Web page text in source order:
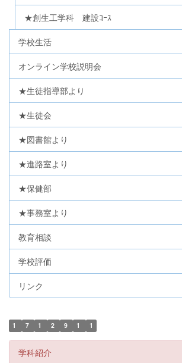
★創生工学科 建設ｺｰｽ
学校生活
オンライン学校説明会
★生徒指導部より
★生徒会
★図書館より
★進路室より
★保健部
★事務室より
教育相談
学校評価
リンク
1 7 1 2 9 1 1
学科紹介